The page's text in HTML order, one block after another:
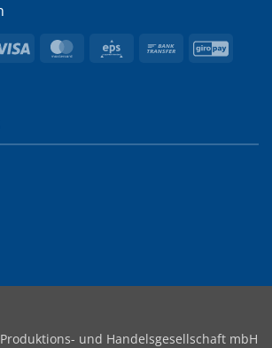
Visa MasterCard
Eps
Bank
und Handelsgesellschaft mbH